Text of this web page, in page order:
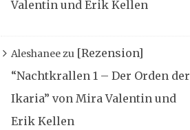
Valentin und Erik Kellen
Aleshaneezu [Rezension]
“Nachtkrallen 1 – Der Orden der
Ikaria” von Mira Valentin und
Erik Kellen